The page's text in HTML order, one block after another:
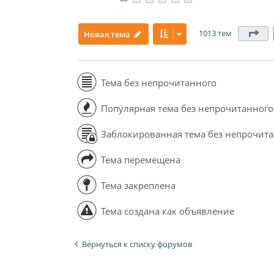
Новая тема 1013 тем
Тема без непрочитанного
Популярная тема без непрочитанного
Заблокированная тема без
Тема перемещена
Тема закреплена
Тема создана как объявление
Вернуться к списку форумов